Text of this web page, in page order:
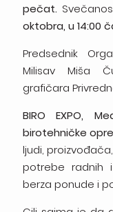
pečat.
oktobra, u 14:00
Predsednik
Milisav Miša
grafičara
BIRO
EXPO,
birotehničke
ljudi,
potrebe radnih i
berza ponude i